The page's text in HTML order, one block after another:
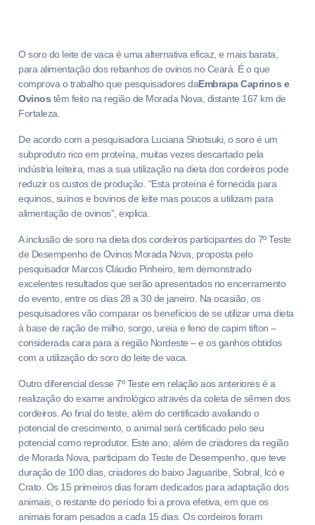
O soro do leite de vaca é uma alternativa eficaz, e mais barata,
para alimentação dos rebanhos de ovinos no Ceará. É o que
comprova o trabalho que pesquisadores daEmbrapa Caprinos e
Ovinos têm feito na região de Morada Nova, distante 167 km de
Fortaleza.
De acordo com a pesquisadora Luciana Shiotsuki, o soro é um
subproduto rico em proteína, muitas vezes descartado pela
indústria leiteira, mas a sua utilização na dieta dos cordeiros pode
reduzir os custos de produção. “Esta proteína é fornecida para
equinos, suínos e bovinos de leite mas poucos a utilizam para
alimentação de ovinos”, explica.
A inclusão de soro na dieta dos cordeiros participantes do 7º Teste
de Desempenho de Ovinos Morada Nova, proposta pelo
pesquisador Marcos Cláudio Pinheiro, tem demonstrado
excelentes resultados que serão apresentados no encerramento
do evento, entre os dias 28 a 30 de janeiro. Na ocasião, os
pesquisadores vão comparar os benefícios de se utilizar uma dieta
à base de ração de milho, sorgo, ureia e feno de capim tifton –
considerada cara para a região Nordeste – e os ganhos obtidos
com a utilização do soro do leite de vaca.
Outro diferencial desse 7º Teste em relação aos anteriores é a
realização do exame andrológico através da coleta de sêmen dos
cordeiros. Ao final do teste, além do certificado avaliando o
potencial de crescimento, o animal será certificado pelo seu
potencial como reprodutor. Este ano, além de criadores da região
de Morada Nova, participam do Teste de Desempenho, que teve
duração de 100 dias, criadores do baixo Jaguaribe, Sobral, Icó e
Crato. Os 15 primeiros dias foram dedicados para adaptação dos
animais, o restante do período foi a prova efetiva, em que os
animais foram pesados a cada 15 dias. Os cordeiros foram